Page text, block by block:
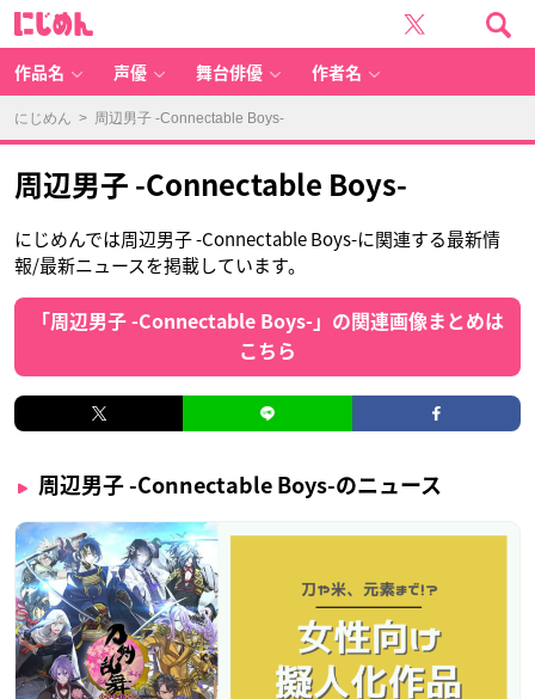
作品名 声優 舞台俳優 作者名
にじめん > 周辺男子 -Connectable Boys-
周辺男子 -Connectable Boys-
にじめんでは周辺男子 -Connectable Boys-に関連する最新情
報/最新ニュースを掲載しています。
「周辺男子 -Connectable Boys-」の関連画像まとめは
こちら
周辺男子 -Connectable Boys-のニュース